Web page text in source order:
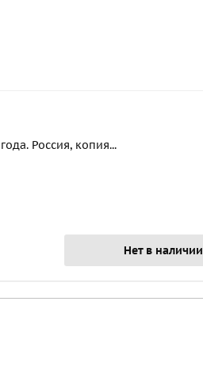
Россия, копия...
Нет в наличии